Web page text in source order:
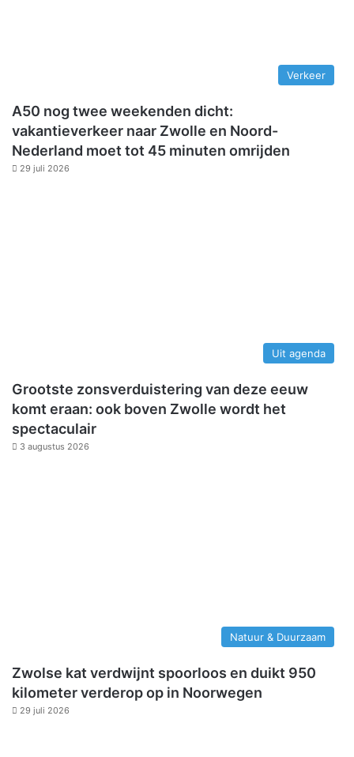
Verkeer
A50 nog twee weekenden dicht:
vakantieverkeer naar Zwolle en Noord-
Nederland moet tot 45 minuten omrijden
29 juli 2026
Uit agenda
Grootste zonsverduistering van deze eeuw
komt eraan: ook boven Zwolle wordt het
spectaculair
3 augustus 2026
Natuur & Duurzaam
Zwolse kat verdwijnt spoorloos en duikt 950
kilometer verderop op in Noorwegen
29 juli 2026